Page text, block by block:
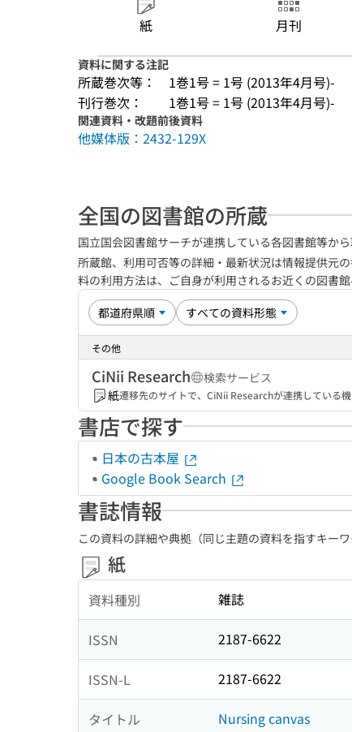
紙 月刊
資料に関する注記
所蔵巻次等：
1巻1号 = 1号 (2013年4月号)-
刊行巻次：
1巻1号 = 1号 (2013年4月号)-
関連資料・改題前後資料
他媒体版：2432-129X
全国の図書館の所蔵
国立国会図書館サーチが連携している各図書館等か
所蔵館、利用可否等の詳細・最新状況は情報提供元
料の利用方法は、ご自身が利用されるお近くの図書
その他
CiNii Research
検索サービス
紙遷移先のサイトで、CiNii Researchが連携している
書店で探す
日本の古本屋
Google Book Search
書誌情報
この資料の詳細や典拠（同じ主題の資料を指すキー
紙
資料種別 雑誌
ISSN 2187-6622
ISSN-L 2187-6622
タイトル Nursing canvas